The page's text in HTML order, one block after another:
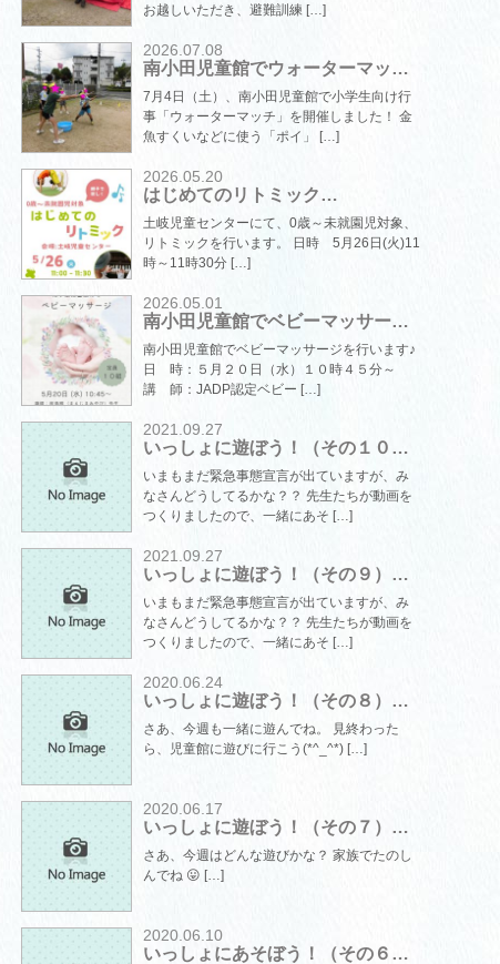
お越しいただき、避難訓練 […]
2026.07.08
南小田児童館でウォーターマッ…
7月4日（土）、南小田児童館で小学生向け行
事「ウォーターマッチ」を開催しました！ 金
魚すくいなどに使う「ポイ」 […]
2026.05.20
はじめてのリトミック…
土岐児童センターにて、0歳～未就園児対象、
リトミックを行います。 日時 5月26日(火)11
時～11時30分 […]
2026.05.01
南小田児童館でベビーマッサー…
南小田児童館でベビーマッサージを行います♪
日 時：５月２０日（水）１０時４５分～
講 師：JADP認定ベビー […]
2021.09.27
いっしょに遊ぼう！（その１０…
いまもまだ緊急事態宣言が出ていますが、み
なさんどうしてるかな？？ 先生たちが動画を
つくりましたので、一緒にあそ […]
2021.09.27
いっしょに遊ぼう！（その９）…
いまもまだ緊急事態宣言が出ていますが、み
なさんどうしてるかな？？ 先生たちが動画を
つくりましたので、一緒にあそ […]
2020.06.24
いっしょに遊ぼう！（その８）…
さあ、今週も一緒に遊んでね。 見終わった
ら、児童館に遊びに行こう(*^_^*) […]
2020.06.17
いっしょに遊ぼう！（その７）…
さあ、今週はどんな遊びかな？ 家族でたのし
んでね 😛 […]
2020.06.10
いっしょにあそぼう！（その６…